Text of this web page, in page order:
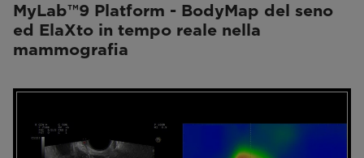
MyLab™9 Platform - BodyMap del seno
ed ElaXto in tempo reale nella
mammografia